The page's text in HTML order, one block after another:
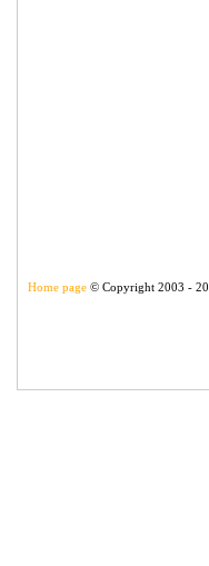
Home page © Copyright 2003 -